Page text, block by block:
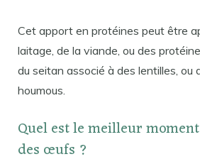
Cet apport en protéines peut être
laitage, de la viande, ou des
du seitan associé à des lentilles, ou
houmous.
Quel est le meilleur
des œufs ?